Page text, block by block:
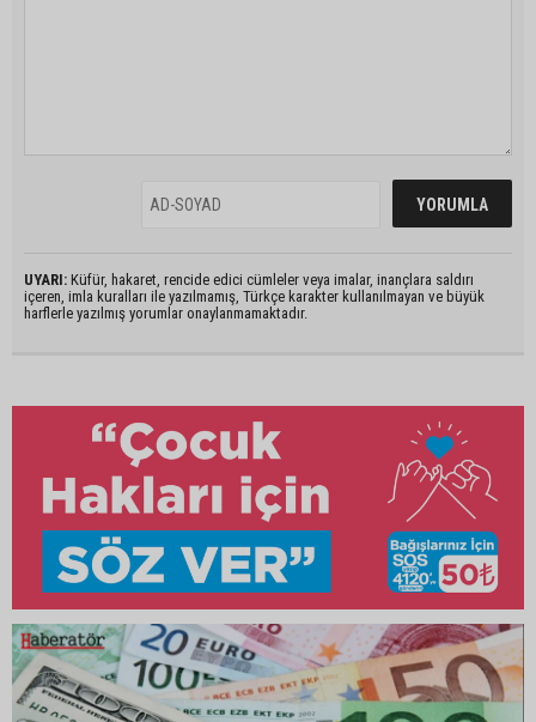
UYARI: Küfür, hakaret, rencide edici cümleler veya imalar, inançlara saldırı
içeren, imla kuralları ile yazılmamış, Türkçe karakter kullanılmayan ve büyük
harflerle yazılmış yorumlar onaylanmamaktadır.